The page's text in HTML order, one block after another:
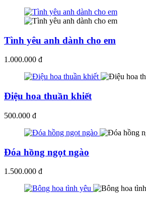
Tình yêu anh dành cho em
1.000.000 đ
Điệu hoa thuần khiết
500.000 đ
Đóa hồng ngọt ngào
1.500.000 đ